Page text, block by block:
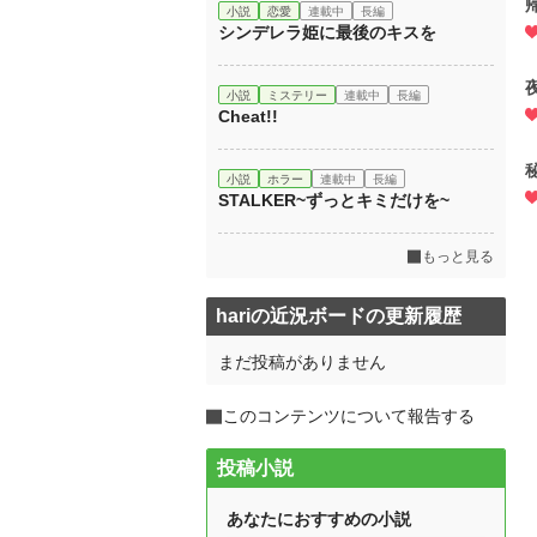
小説 恋愛 連載中 長編
シンデレラ姫に最後のキスを
小説 ミステリー 連載中 長編
Cheat!!
小説 ホラー 連載中 長編
STALKER~ずっとキミだけを~
もっと見る
hariの近況ボードの更新履歴
まだ投稿がありません
このコンテンツについて報告する
投稿小説
あなたにおすすめの小説